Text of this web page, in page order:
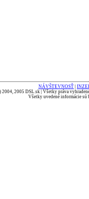
NÁVŠTEVNOSŤ
2004, 2005 DSL.sk | Všetky práva
Všetky uvedené informácie sú